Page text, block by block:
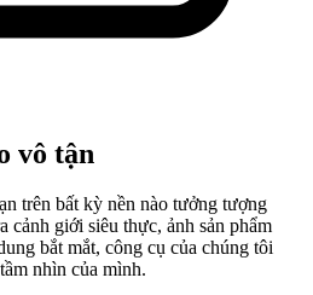
vô tận
trên bất kỳ nền nào tưởng tượng
cảnh giới siêu thực, ảnh sản phẩm
bắt mắt, công cụ của chúng tôi
nhìn của mình.